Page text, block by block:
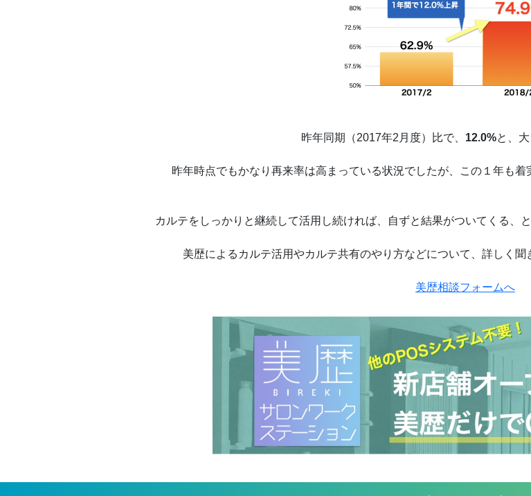
昨年同期（2017年2月度）比で、 12.0%と、
昨年時点でもかなり再来率は高まっている状況でしたが、この１年も着
カルテをしっかりと継続して活用し続ければ、自ずと結果がついてくる、
美歴によるカルテ活用やカルテ共有のやり方などについて、詳しく聞
美歴相談フォームへ